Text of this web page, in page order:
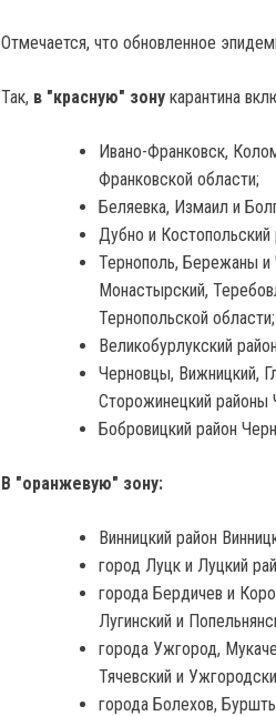
Отмечается, что обновленное
Так, в "красную" зону карантина
Ивано-Франковск,
Франковской области;
Беляевка, Измаил и
Дубно и Костопольский
Тернополь, Бережаны и
Монастырский,
Тернопольской области;
Великобурлукский
Черновцы, Вижницкий,
Сторожинецкий районы
Бобровицкий район
В "оранжевую" зону:
Винницкий район
город Луцк и Луцкий
города Бердичев и
Лугинский и
города Ужгород,
Тячевский и
города Болехов,